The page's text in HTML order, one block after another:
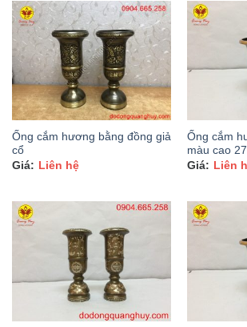
Ống cắm hương bằng đồng giả
cổ
Liên hệ
Ống cắm
màu cao
Liên